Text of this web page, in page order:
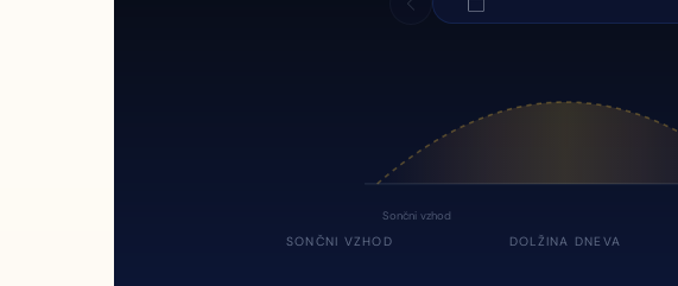
Sončni vzhod
SONČNI VZHOD DOLŽINA DNEVA